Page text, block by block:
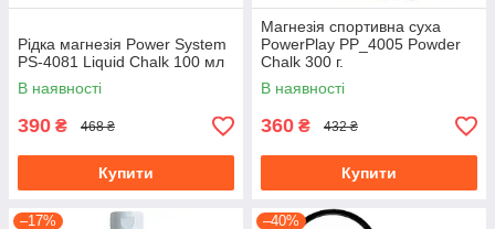
Рідка магнезія Power System
PS-4081 Liquid Chalk 100 мл
В наявності
390 ₴ 468 ₴
Купити
Магнезія спортивна суха
PowerPlay PP_4005 Powder
Chalk 300 г.
В наявності
360 ₴ 432 ₴
Купити
–17% –40%